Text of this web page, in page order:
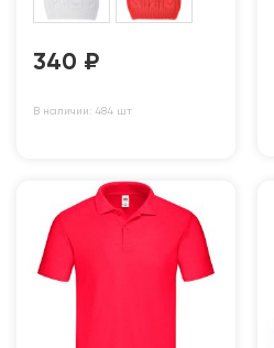
340 ₽
В наличии: 484 шт